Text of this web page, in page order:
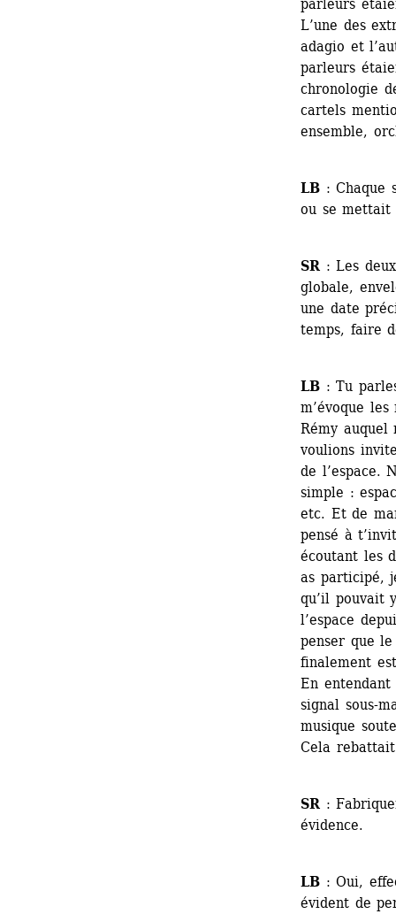
parleurs
L’une des
adagio et
parleurs
chronologie
cartels
ensemble,
LB : Chaque
ou se mettait
SR : Les
globale,
une date
temps, faire
LB : Tu
m’évoque
Rémy auquel
voulions
de l’espace.
simple :
etc. Et de
pensé à
écoutant les
as participé,
qu’il pouvait
l’espace
penser que
finalement
En entendant
signal sous-
musique
Cela
SR :
évidence.
LB : Oui,
évident de